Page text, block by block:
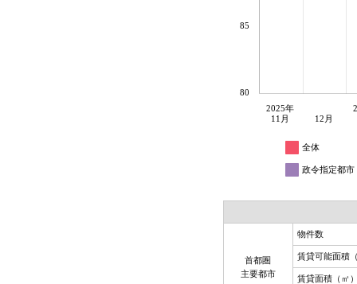
2025年
11月
12月
80
85
全体
政令指定都市
首都圏
主要都市
物件数
賃貸可能面積
賃貸面積（㎡